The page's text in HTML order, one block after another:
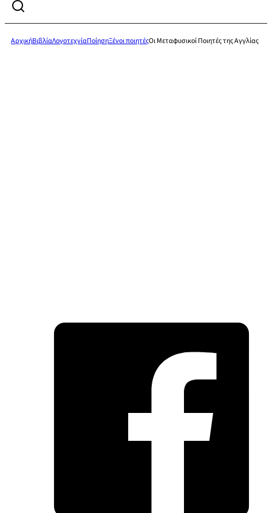
ΑρχικήΒιβλίαΛογοτεχνίαΠοίησηΞένοι ποιητέςΟι Μεταφυσικοί Ποιητές της Αγγλίας